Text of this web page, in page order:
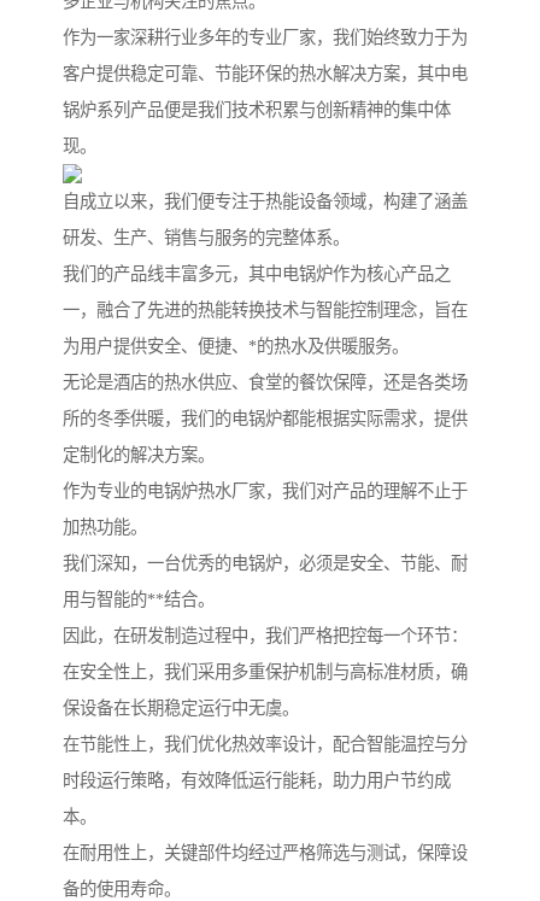
作为一家深耕行业多年的专业厂家，我们始终致力于为
客户提供稳定可靠、节能环保的热水解决方案，其中电
锅炉系列产品便是我们技术积累与创新精神的集中体
现。
自成立以来，我们便专注于热能设备领域，构建了涵盖
研发、生产、销售与服务的完整体系。
我们的产品线丰富多元，其中电锅炉作为核心产品之
一，融合了先进的热能转换技术与智能控制理念，旨在
为用户提供安全、便捷、*的热水及供暖服务。
无论是酒店的热水供应、食堂的餐饮保障，还是各类场
所的冬季供暖，我们的电锅炉都能根据实际需求，提供
定制化的解决方案。
作为专业的电锅炉热水厂家，我们对产品的理解不止于
加热功能。
我们深知，一台优秀的电锅炉，必须是安全、节能、耐
用与智能的**结合。
因此，在研发制造过程中，我们严格把控每一个环节：
在安全性上，我们采用多重保护机制与高标准材质，确
保设备在长期稳定运行中无虞。
在节能性上，我们优化热效率设计，配合智能温控与分
时段运行策略，有效降低运行能耗，助力用户节约成
本。
在耐用性上，关键部件均经过严格筛选与测试，保障设
备的使用寿命。